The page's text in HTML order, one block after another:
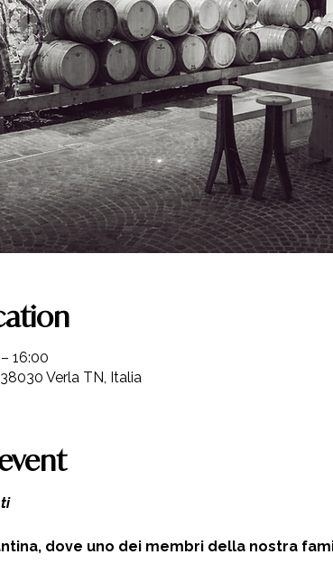
16:00
Verla TN, Italia
dove uno dei membri della nostra